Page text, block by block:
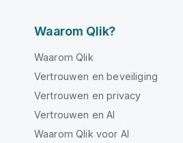
Waarom Qlik?
Waarom Qlik
Vertrouwen en beveiliging
Vertrouwen en privacy
Vertrouwen en AI
Waarom Qlik voor AI